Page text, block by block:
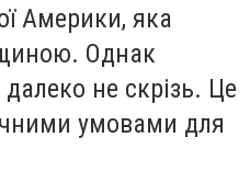
Америки, яка
Однак
не скрізь. Це
умовами для